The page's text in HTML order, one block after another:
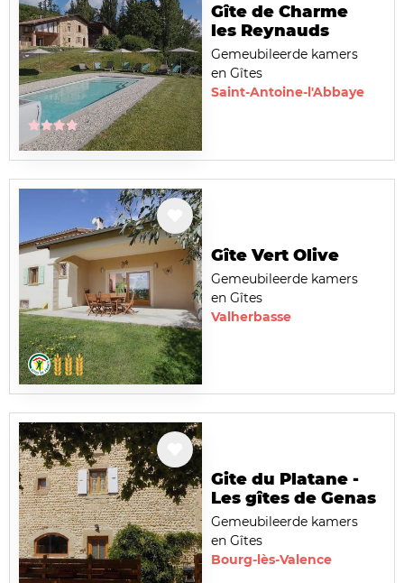
Gîte de Charme
les Reynauds
Gemeubileerde kamers
en Gîtes
Saint-Antoine-l'Abbaye
Gîte Vert Olive
Gemeubileerde kamers
en Gîtes
Valherbasse
Gite du Platane -
Les gîtes de Genas
Gemeubileerde kamers
en Gîtes
Bourg-lès-Valence